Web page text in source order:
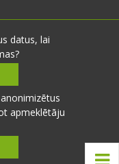
datus, lai
apmeklētāju